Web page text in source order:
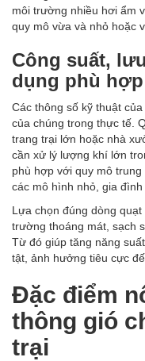
môi trường nhiều hơi ẩm
quy mô vừa và nhỏ hoặc
Công suất,
dụng phù hợp
Các thông số kỹ thuật
của chúng trong thực tế.
trang trại lớn hoặc nhà
cần xử lý lượng khí lớn
phù hợp với quy mô
các mô hình nhỏ, gia đình
Lựa chọn đúng dòng
trường thoáng mát, sạch
Từ đó giúp tăng năng
tật, ảnh hưởng tiêu cực
Đặc điểm
thông gió
trại